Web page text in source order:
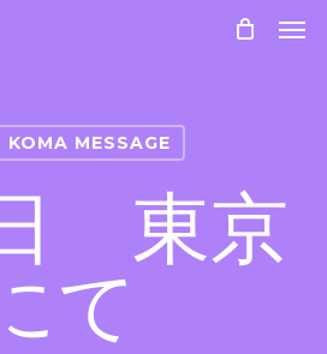
KOMA MESSAGE
東京
て